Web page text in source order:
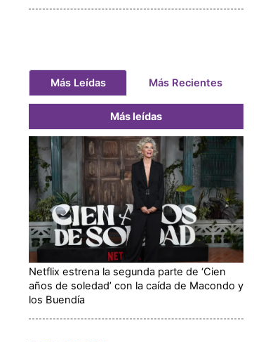
Más Leídas Más Recientes
Más leídas
Netflix estrena la segunda parte de ‘Cien
años de soledad’ con la caída de Macondo y
los Buendía